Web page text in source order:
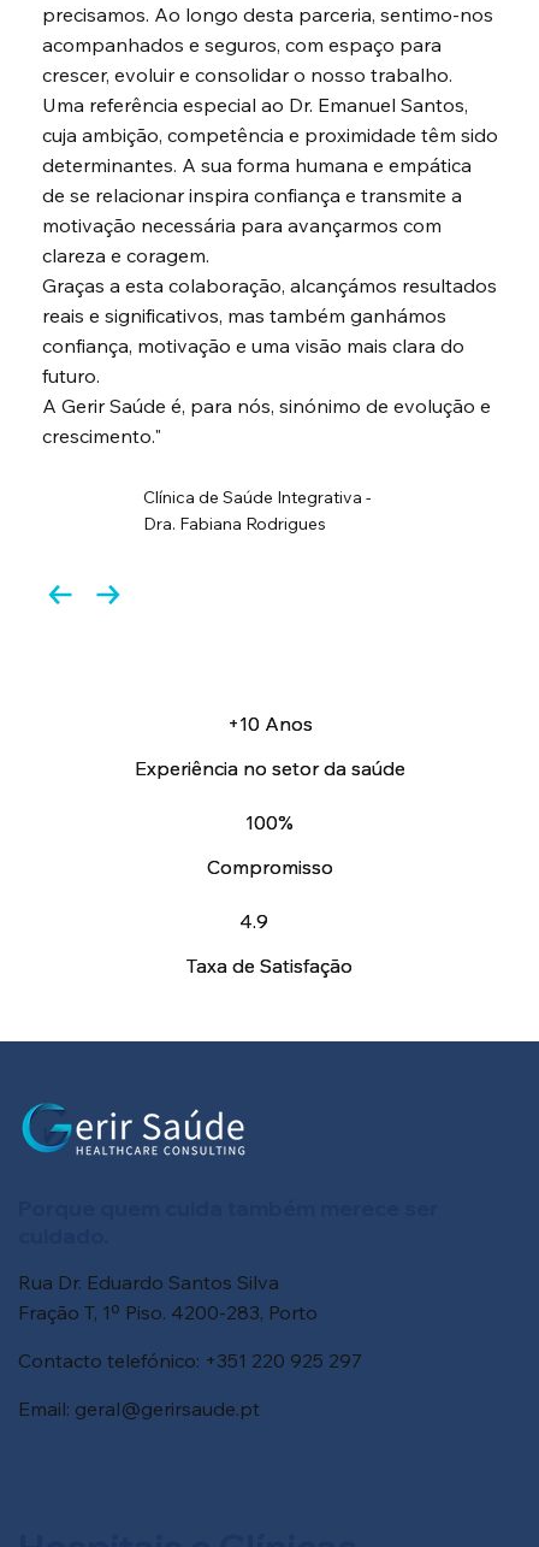
precisamos. Ao longo desta parceria, sentimo-nos
acompanhados e seguros, com espaço para
crescer, evoluir e consolidar o nosso trabalho.
Uma referência especial ao Dr. Emanuel Santos,
cuja ambição, competência e proximidade têm sido
determinantes. A sua forma humana e empática
de se relacionar inspira confiança e transmite a
motivação necessária para avançarmos com
clareza e coragem.
Graças a esta colaboração, alcançámos resultados
reais e significativos, mas também ganhámos
confiança, motivação e uma visão mais clara do
futuro.
A Gerir Saúde é, para nós, sinónimo de evolução e
crescimento."
Clínica de Saúde Integrativa -
Dra. Fabiana Rodrigues
+10 Anos
Experiência no setor da saúde
100%
Compromisso
4.9
Taxa de Satisfação
+10 Anos
Experiência no setor da saúde
100%
Compromisso
4.9
Taxa de Satisfação
Rua Dr. Eduardo Santos Silva
Fração T, 1º Piso. 4200-283, Porto
Contacto telefónico: +351 220 925 297
Email: geral@gerirsaude.pt